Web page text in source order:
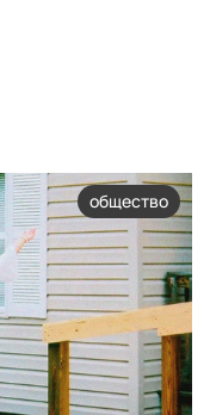
общество